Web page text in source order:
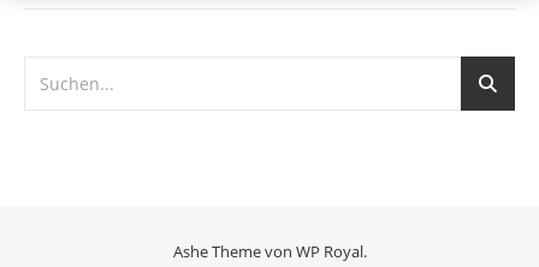
Ashe Theme von WP Royal.